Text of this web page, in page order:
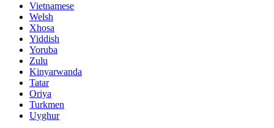
Vietnamese
Welsh
Xhosa
Yiddish
Yoruba
Zulu
Kinyarwanda
Tatar
Oriya
Turkmen
Uyghur